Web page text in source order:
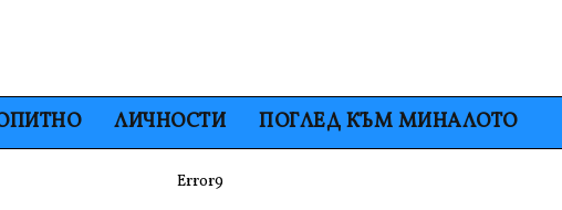
ЛИЧНОСТИ ПОГЛЕД КЪМ МИНАЛОТО
Error9